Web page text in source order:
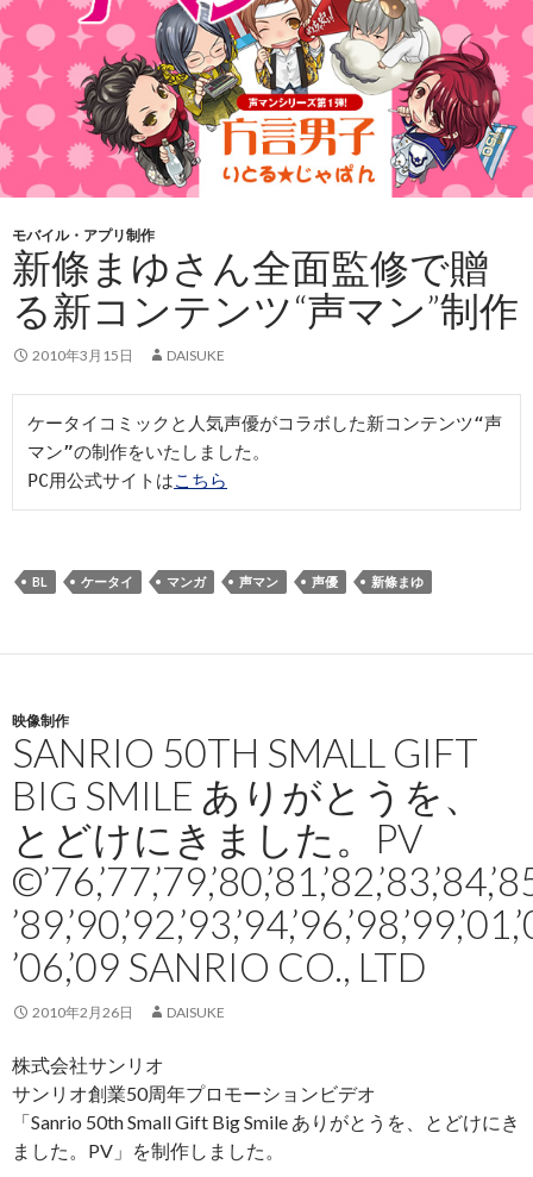
モバイル・アプリ制作
新條まゆさん全面監修で贈
る新コンテンツ“声マン”制作
2010年3月15日 DAISUKE
ケータイコミックと人気声優がコラボした新コンテンツ“声
マン”の制作をいたしました。
PC用公式サイトはこちら
BL ケータイ マンガ 声マン 声優 新條まゆ
映像制作
SANRIO 50TH SMALL GIFT
BIG SMILE ありがとうを、
とどけにきました。PV
’06,’09 SANRIO CO., LTD
2010年2月26日 DAISUKE
株式会社サンリオ
サンリオ創業50周年プロモーションビデオ
「Sanrio 50th Small Gift Big Smile ありがとうを、とどけにき
ました。PV」を制作しました。